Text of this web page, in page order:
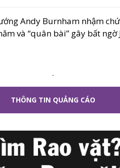
Andy Burnham nhậm
và “quân bài” gây bất ngờ
.
THÔNG TIN QUẢNG CÁO